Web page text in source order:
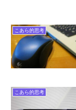
こあら的思考
こあら的思考